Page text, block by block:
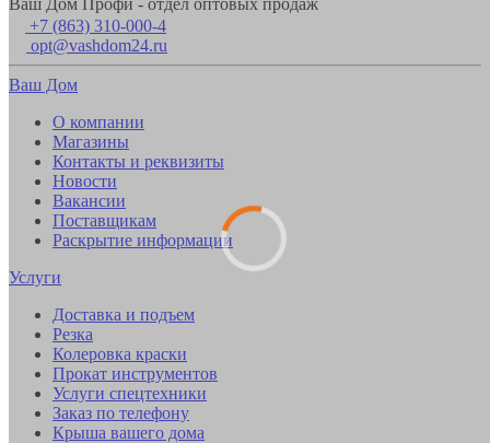
+7 (863) 310-000-4
opt@vashdom24.ru
Ваш Дом
О компании
Магазины
Контакты и реквизиты
Новости
Вакансии
Поставщикам
Раскрытие информации
Услуги
Доставка и подъем
Резка
Колеровка краски
Прокат инструментов
Услуги спецтехники
Заказ по телефону
Крыша вашего дома